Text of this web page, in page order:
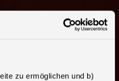
zu ermöglichen und b)